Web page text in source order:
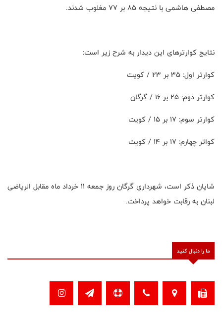
مصطفی هاشمی با نتیجه ۸۵ بر ۷۷ مغلوب شدند.
نتایج کوارترهای این دیدار به شرح زیر است:
کوارتر اول: ۳۵ بر ۲۳ / کویت
کوارتر دوم: ۲۵ بر ۱۶ / گرگان
کوارتر سوم: ۱۷ بر ۱۵ / کویت
کواتر چهارم: ۱۷ بر ۱۴ / کویت
شایان ذکر است، شهرداری گرگان روز جمعه ۱۱ خرداد ماه مقابل الریاضی
لبنان به رقابت خواهد پرداخت.
ما را دنبال کنید